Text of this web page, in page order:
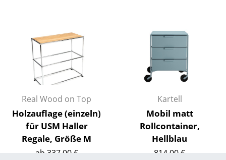
Outdoor-Leuchten
Akkuleuchten
... alle Leuchten
Betten
Doppelbetten
Einzelbetten
Real Wood on Top
Holzauflage (einzeln)
für USM Haller
Regale, Größe M
ab 337,00 €
Kartell
Mobil matt
Rollcontainer,
Hellblau
814,00 €